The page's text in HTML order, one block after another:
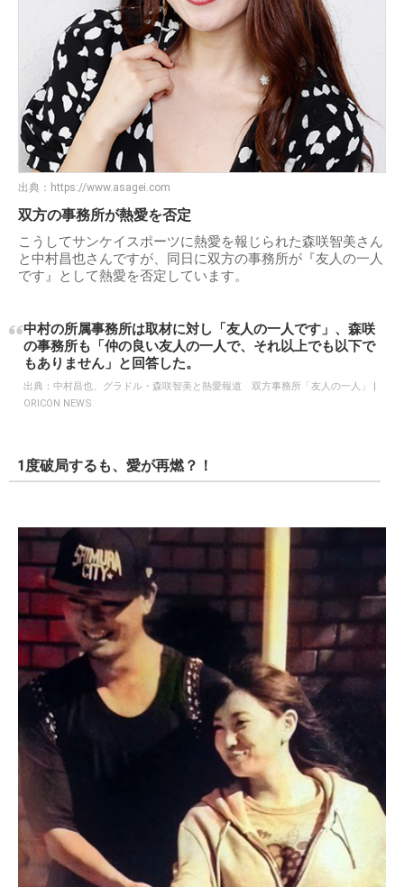
出典： https://www.asagei.com
双方の事務所が熱愛を否定
こうしてサンケイスポーツに熱愛を報じられた森咲智美さん
と中村昌也さんですが、同日に双方の事務所が『友人の一人
です』として熱愛を否定しています。
中村の所属事務所は取材に対し「友人の一人です」、森咲
の事務所も「仲の良い友人の一人で、それ以上でも以下で
もありません」と回答した。
出典： 中村昌也、グラドル・森咲智美と熱愛報道 双方事務所「友人の一人」 |
ORICON NEWS
1度破局するも、愛が再燃？！